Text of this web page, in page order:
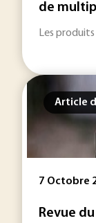
de
Les
Article
7 Octobre
Revue